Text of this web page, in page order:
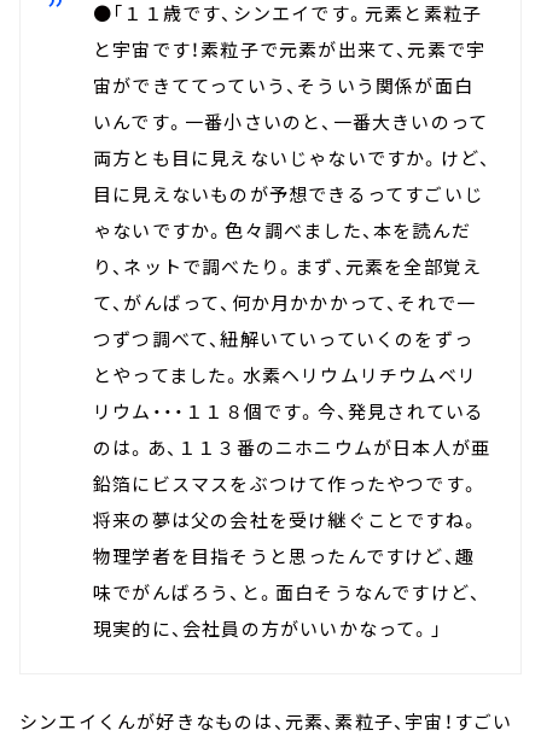
●「１１歳です、シンエイです。元素と素粒子
と宇宙です！素粒子で元素が出来て、元素で宇
宙ができててっていう、そういう関係が面白
いんです。一番小さいのと、一番大きいのって
両方とも目に見えないじゃないですか。けど、
目に見えないものが予想できるってすごいじ
ゃないですか。色々調べました、本を読んだ
り、ネットで調べたり。まず、元素を全部覚え
て、がんばって、何か月かかかって、それで一
つずつ調べて、紐解いていっていくのをずっ
とやってました。水素ヘリウムリチウムベリ
リウム・・・１１８個です。今、発見されている
のは。あ、１１３番のニホニウムが日本人が亜
鉛箔にビスマスをぶつけて作ったやつです。
将来の夢は父の会社を受け継ぐことですね。
物理学者を目指そうと思ったんですけど、趣
味でがんばろう、と。面白そうなんですけど、
現実的に、会社員の方がいいかなって。」
シンエイくんが好きなものは、元素、素粒子、宇宙！すごい